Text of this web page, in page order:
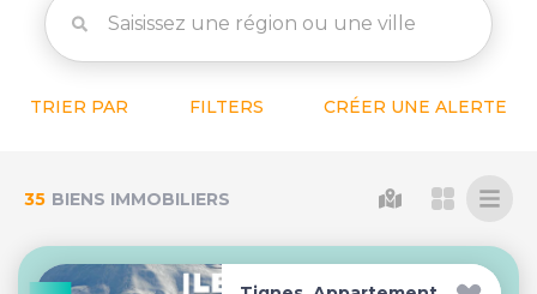
TRIER PAR FILTERS CRÉER UNE ALERTE
35 BIENS IMMOBILIERS